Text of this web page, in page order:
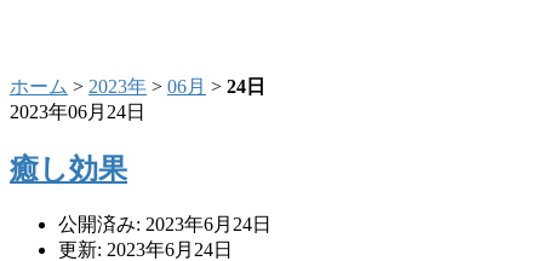
ホーム > 2023年 > 06月 > 24日
2023年06月24日
癒し効果
公開済み: 2023年6月24日
更新: 2023年6月24日